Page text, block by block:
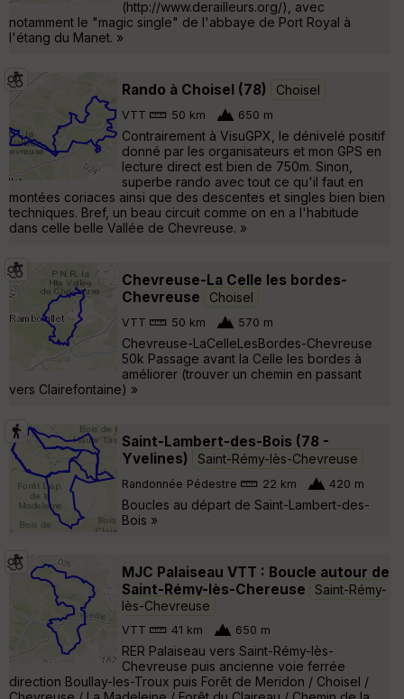
(http://www.derailleurs.org/), avec
notamment le "magic single" de l'abbaye de Port Royal à
l'étang du Manet. »
Rando à Choisel (78) Choisel
VTT 50 km 650 m
Contrairement à VisuGPX, le dénivelé positif
donné par les organisateurs et mon GPS en
lecture direct est bien de 750m. Sinon,
superbe rando avec tout ce qu'il faut en
montées coriaces ainsi que des descentes et singles bien bien
techniques. Bref, un beau circuit comme on en a l'habitude
dans celle belle Vallée de Chevreuse. »
Chevreuse-La Celle les bordes-
Chevreuse
Choisel
VTT 50 km 570 m
Chevreuse-LaCelleLesBordes-Chevreuse
50k Passage avant la Celle les bordes à
améliorer (trouver un chemin en passant
vers Clairefontaine) »
Saint-Lambert-des-Bois (78 -
Yvelines)
Saint-Rémy-lès-Chevreuse
Randonnée Pédestre 22 km 420 m
Boucles au départ de Saint-Lambert-des-
Bois »
MJC Palaiseau VTT : Boucle autour de
Saint-Rémy-lès-Chereuse
Saint-Rémy-
lès-Chevreuse
VTT 41 km 650 m
RER Palaiseau vers Saint-Rémy-lès-
Chevreuse puis ancienne voie ferrée
direction Boullay-les-Troux puis Forêt de Meridon / Choisel /